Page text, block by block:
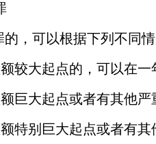
的，可以根据下列不同
较大起点的，可以在
巨大起点或者有其他
特别巨大起点或者有